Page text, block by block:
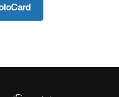
ঢাকার চারপাশে সচল
আদালতকে বলতে
লতিফ সিদ্দিকী